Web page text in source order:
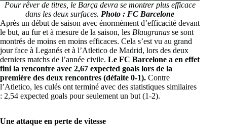
Pour rêver de titres, le Barça devra se montrer plus efficace
dans les deux surfaces. Photo : FC Barcelone
Après un début de saison avec énormément d’efficacité devant
le but, au fur et à mesure de la saison, les Blaugranas se sont
montrés de moins en moins efficaces. Cela s’est vu au grand
jour face à Leganés et à l’Atletico de Madrid, lors des deux
derniers matchs de l’année civile. Le FC Barcelone a en effet
fini la rencontre avec 2,67 expected goals lors de la
première des deux rencontres (défaite 0-1). Contre
l’Atletico, les culés ont terminé avec des statistiques similaires
: 2,54 expected goals pour seulement un but (1-2).
Une attaque en perte de vitesse